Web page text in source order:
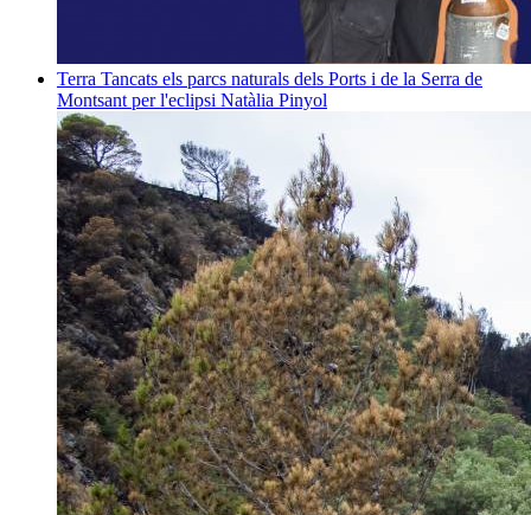
Terra Tancats els parcs naturals dels Ports i de la Serra de
Montsant per l'eclipsi Natàlia Pinyol